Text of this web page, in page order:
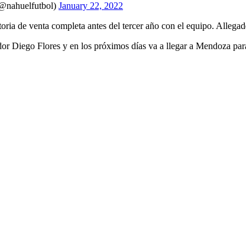
January 22, 2022
de venta completa antes del tercer año con el equipo.
Diego Flores y en los próximos días va a llegar a Mendoza